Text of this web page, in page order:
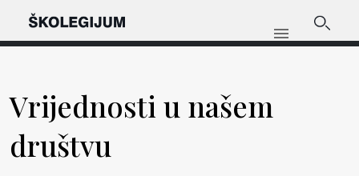
Vrijednosti u našem
društvu